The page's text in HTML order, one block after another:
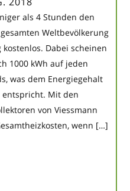
als 4 Stunden den
Weltbevölkerung
Dabei scheinen
1000 kWh auf jeden
was dem Energiegehalt
entspricht. Mit den
von Viessmann
wenn […]